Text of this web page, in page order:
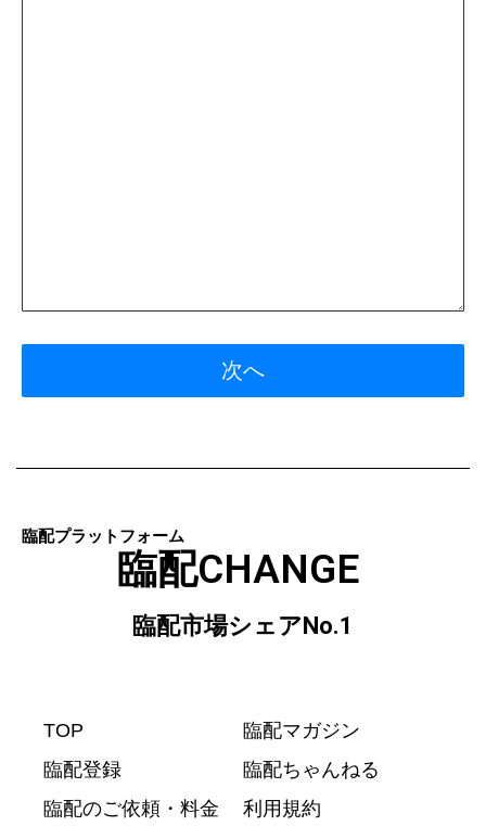
次へ
臨配プラットフォーム
臨配CHANGE
臨配市場シェアNo.1
TOP
臨配登録
臨配のご依頼・料金
臨配マガジン
臨配ちゃんねる
利用規約